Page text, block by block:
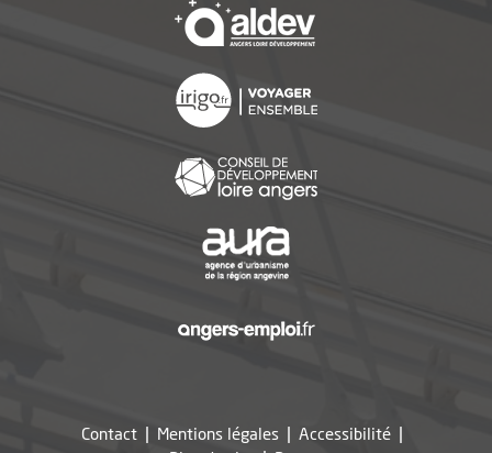
Contact Mentions légales
Accessibilité